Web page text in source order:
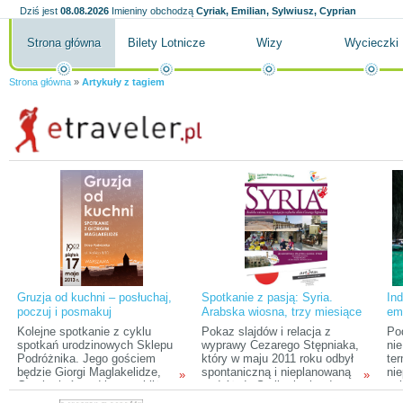
Dziś jest 08.08.2026 Imieniny obchodzą Cyriak, Emilian, Sylwiusz, Cyprian
Strona główna Bilety Lotnicze Wizy Wycieczki
Strona główna » Artykuły z tagiem
Gruzja od kuchni – posłuchaj,
poczuj i posmakuj
Kolejne spotkanie z cyklu
spotkań urodzinowych Sklepu
Podróżnika. Jego gościem
będzie Giorgi Maglakelidze,
Gruzin, który od lat przybliża
Polakom tajniki gruzińskiej
»
Spotkanie z pasją: Syria.
Arabska wiosna, trzy miesiące
po wybuchu okiem Cezarego
Stępniaka
Pokaz slajdów i relacja z
wyprawy Cezarego Stępniaka,
który w maju 2011 roku odbył
spontaniczną i nieplanowaną
podróż do Syrii – kraju, do
»